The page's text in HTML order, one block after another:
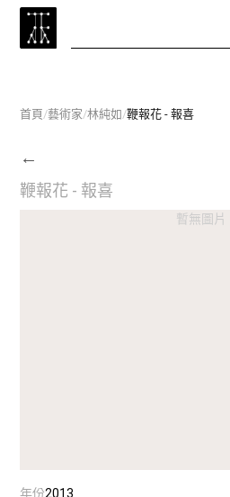
首頁/藝術家/林純如/鞭報花 - 報喜
←
鞭報花 - 報喜
暫無圖片
年份2013